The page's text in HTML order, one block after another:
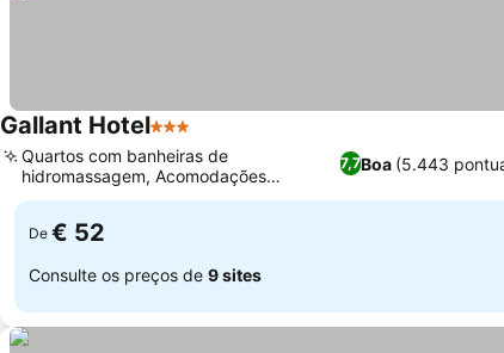
Gallant Hotel3 Estrelas
7,7Boa (5.443
Quartos com banheiras de
hidromassagem, Acomodações
familiares espaçosas
De € 52
Consulte os preços de 9 sites